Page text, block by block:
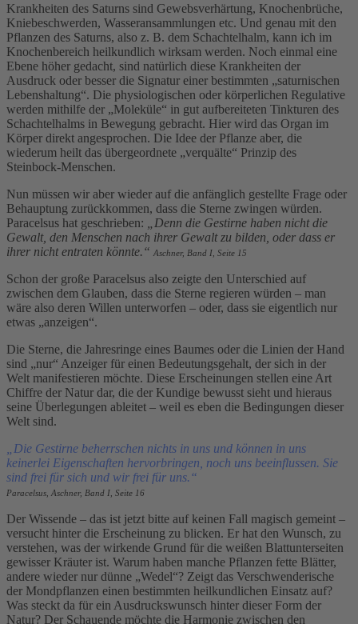
Krankheiten des Saturns sind Gewebsverhärtung, Knochenbrüche,
Kniebeschwerden, Wasseransammlungen etc. Und genau mit den
Pflanzen des Saturns, also z. B. dem Schachtelhalm, kann ich im
Knochenbereich heilkundlich wirksam werden. Noch einmal eine
Ebene höher gedacht, sind natürlich diese Krankheiten der
Ausdruck oder besser die Signatur einer bestimmten „saturnischen
Lebenshaltung“. Die physiologischen oder körperlichen Regulative
werden mithilfe der „Moleküle“ in gut aufbereiteten Tinkturen des
Schachtelhalms in Bewegung gebracht. Hier wird das Organ im
Körper direkt angesprochen. Die Idee der Pflanze aber, die
wiederum heilt das übergeordnete „verquälte“ Prinzip des
Steinbock-Menschen.
Nun müssen wir aber wieder auf die anfänglich gestellte Frage oder
Behauptung zurückkommen, dass die Sterne zwingen würden.
Paracelsus hat geschrieben:
„Denn die Gestirne haben nicht die
Gewalt, den Menschen nach ihrer Gewalt zu bilden, oder dass er
ihrer nicht entraten könnte.“ Aschner, Band I, Seite 15
Schon der große Paracelsus also zeigte den Unterschied auf
zwischen dem Glauben, dass die Sterne regieren würden – man
wäre also deren Willen unterworfen – oder, dass sie eigentlich nur
etwas „anzeigen“.
Die Sterne, die Jahresringe eines Baumes oder die Linien der Hand
sind „nur“ Anzeiger für einen Bedeutungsgehalt, der sich in der
Welt manifestieren möchte. Diese Erscheinungen stellen eine Art
Chiffre der Natur dar, die der Kundige bewusst sieht und hieraus
seine Überlegungen ableitet – weil es eben die Bedingungen dieser
Welt sind.
„Die Gestirne beherrschen nichts in uns und können in uns
keinerlei Eigenschaften hervorbringen, noch uns beeinflussen. Sie
sind frei für sich und wir frei für uns.“
Paracelsus, Aschner, Band I, Seite 16
Der Wissende – das ist jetzt bitte auf keinen Fall magisch gemeint –
versucht hinter die Erscheinung zu blicken. Er hat den Wunsch, zu
verstehen, was der wirkende Grund für die weißen Blattunterseiten
gewisser Kräuter ist. Warum haben manche Pflanzen fette Blätter,
andere wieder nur dünne „Wedel“? Zeigt das Verschwenderische
der Mondpflanzen einen bestimmten heilkundlichen Einsatz auf?
Was steckt da für ein Ausdruckswunsch hinter dieser Form der
Natur? Der Schauende möchte die Harmonie zwischen den